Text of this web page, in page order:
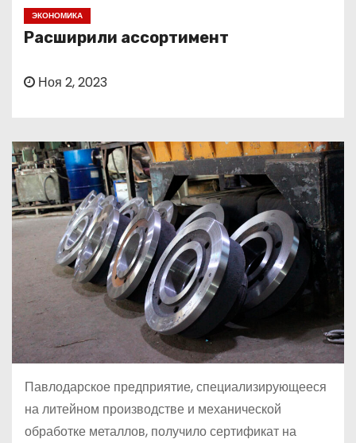
ЭКОНОМИКА
Расширили ассортимент
Ноя 2, 2023
Павлодарское предприятие, специализирующееся
на литейном производстве и механической
обработке металлов, получило сертификат на